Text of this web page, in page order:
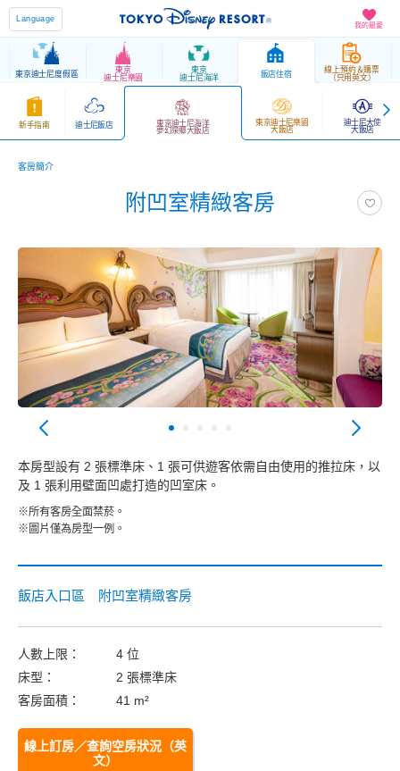
我的最愛
Language
東京迪士尼度假區
東京
迪士尼樂園
東京
迪士尼海洋
飯店住宿
線上預約＆購票
（只用英文）
新手指南 迪士尼飯店 東京迪士尼海洋
夢幻泉鄉大飯店
東京迪士尼樂園
大飯店
迪士尼大使
大飯店
客房簡介
附凹室精緻客房
本房型設有 2 張標準床、1 張可供遊客依需自由使用的推拉床，以
及 1 張利用壁面凹處打造的凹室床。
※所有客房全面禁菸。
※圖片僅為房型一例。
飯店入口區 附凹室精緻客房
人數上限：
4 位
床型：
2 張標準床
客房面積：
41 m²
線上訂房／查詢空房狀況（英
文）